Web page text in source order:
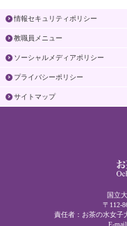
情報セキュリティポリシー
教職員メニュー
ソーシャルメディアポリシー
プライバシーポリシー
サイトマップ
国立
〒112-
責任者：お茶の水女子
E-mail